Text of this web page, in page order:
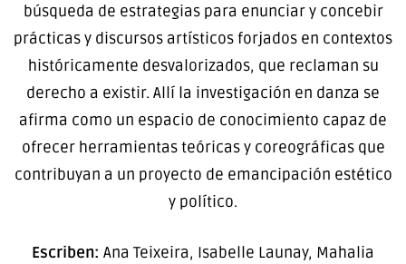
búsqueda de estrategias para enunciar y concebir
prácticas y discursos artísticos forjados en contextos
históricamente desvalorizados, que reclaman su
derecho a existir. Allí la investigación en danza se
afirma como un espacio de conocimiento capaz de
ofrecer herramientas teóricas y coreográficas que
contribuyan a un proyecto de emancipación estético
y político.
Escriben: Ana Teixeira, Isabelle Launay, Mahalia